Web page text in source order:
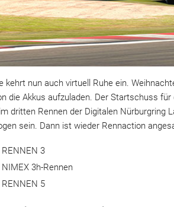
kehrt nun auch virtuell Ruhe ein.
die Akkus aufzuladen. Der Startschuss
dritten Rennen der Digitalen
sein. Dann ist wieder Rennaction
3
3h-Rennen
5